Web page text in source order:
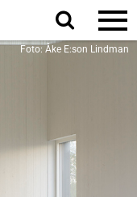
Sök
på
webbplatsen
Foto: Åke E:son Lindman